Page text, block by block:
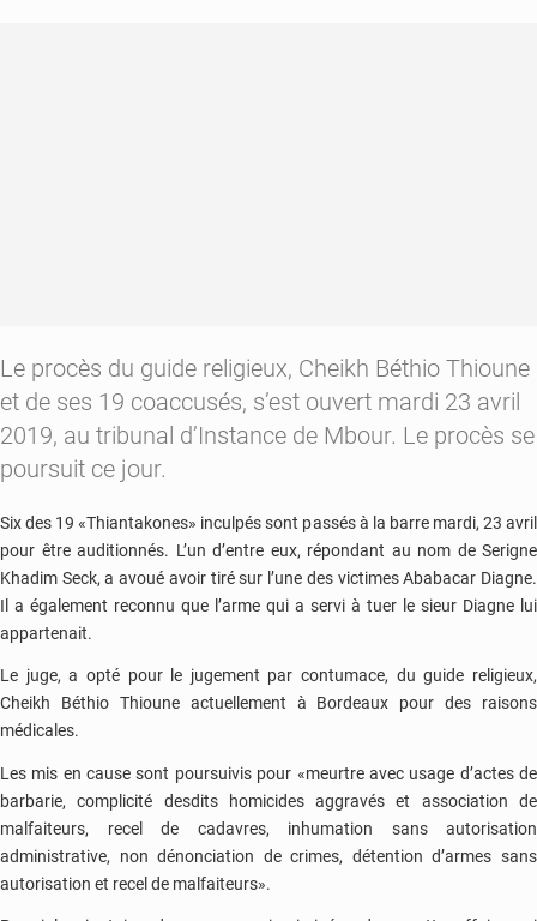
Le procès du guide religieux, Cheikh Béthio Thioune
et de ses 19 coaccusés, s’est ouvert mardi 23 avril
2019, au tribunal d’Instance de Mbour. Le procès se
poursuit ce jour.
Six des 19 «Thiantakones» inculpés sont passés à la barre mardi, 23 avril
pour être auditionnés. L’un d’entre eux, répondant au nom de Serigne
Khadim Seck, a avoué avoir tiré sur l’une des victimes Ababacar Diagne.
Il a également reconnu que l’arme qui a servi à tuer le sieur Diagne lui
appartenait.
Le juge, a opté pour le jugement par contumace, du guide religieux,
Cheikh Béthio Thioune actuellement à Bordeaux pour des raisons
médicales.
Les mis en cause sont poursuivis pour «meurtre avec usage d’actes de
barbarie, complicité desdits homicides aggravés et association de
malfaiteurs, recel de cadavres, inhumation sans autorisation
administrative, non dénonciation de crimes, détention d’armes sans
autorisation et recel de malfaiteurs».